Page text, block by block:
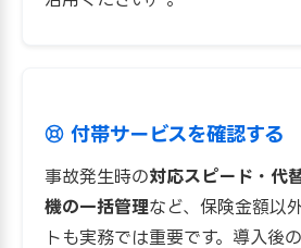
付帯サービスを確認する
事故発生時の対応スピード・代
機の一括管理など、保険金額以
トも実務では重要です。導入後